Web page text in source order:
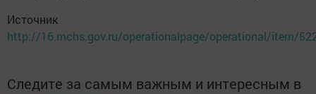
Источник
http://16.mchs.gov.ru/operationalpage/operational/item/
Следите за самым важным и интересным в